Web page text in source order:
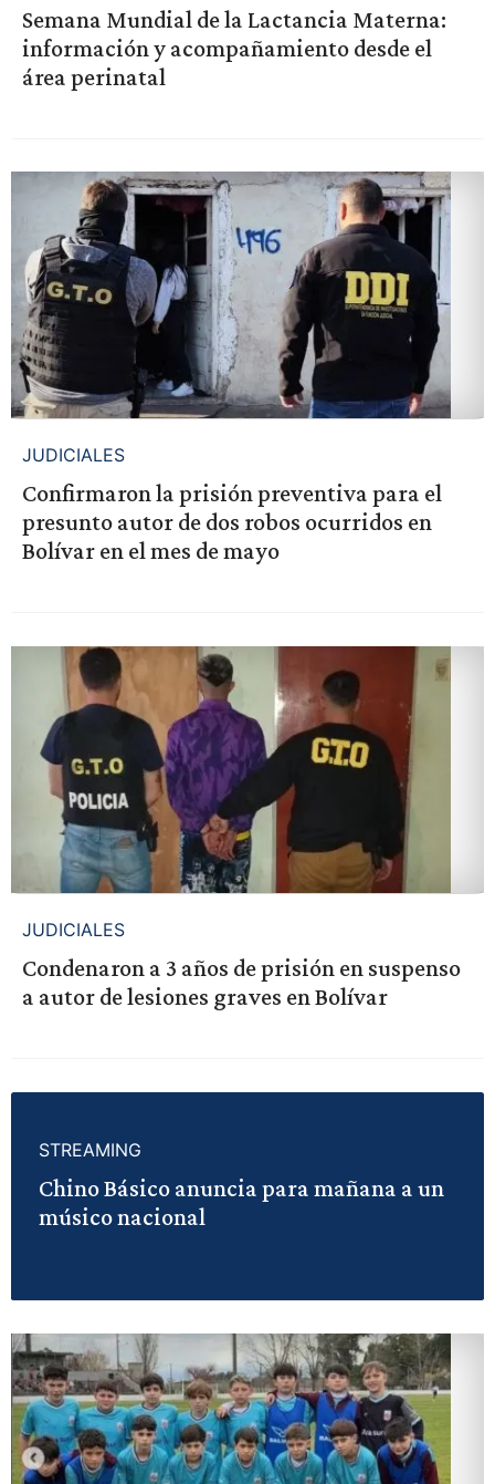
Semana Mundial de la Lactancia Materna:
información y acompañamiento desde el
área perinatal
JUDICIALES
Confirmaron la prisión preventiva para el
presunto autor de dos robos ocurridos en
Bolívar en el mes de mayo
JUDICIALES
Condenaron a 3 años de prisión en suspenso
a autor de lesiones graves en Bolívar
STREAMING
Chino Básico anuncia para mañana a un
músico nacional